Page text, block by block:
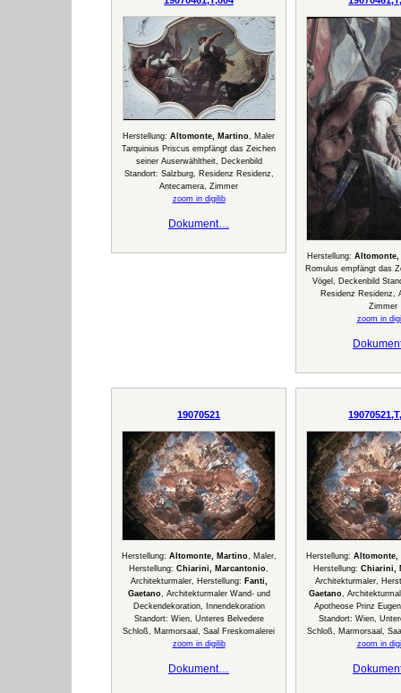
Herstellung: Altomonte, Martino, Maler
Tarquinius Priscus empfängt das Zeichen
seiner Auserwähltheit, Deckenbild
Standort: Salzburg, Residenz Residenz,
Antecamera, Zimmer
zoom in digilib
Dokument…
Herstellung:
Romulus empfängt das
Vögel, Deckenbild
Residenz Residenz,
Zimmer
zoom in
19070521
Herstellung: Altomonte, Martino, Maler,
Herstellung: Chiarini, Marcantonio,
Architekturmaler, Herstellung: Fanti,
Gaetano, Architekturmaler Wand- und
Deckendekoration, Innendekoration
Standort: Wien, Unteres Belvedere
Schloß, Marmorsaal, Saal Freskomalerei
zoom in digilib
Dokument…
Herstellung: Altomonte,
Herstellung: Chiarini,
Architekturmaler,
Gaetano,
Apotheose Prinz
Standort: Wien,
Schloß, Marmorsaal,
zoom in